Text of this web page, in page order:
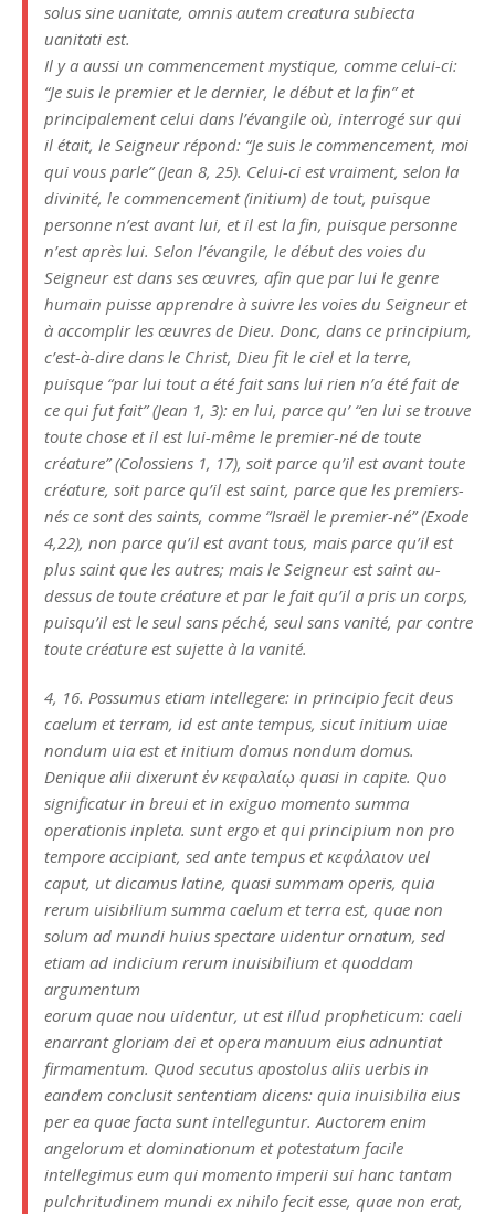
solus sine uanitate, omnis autem creatura subiecta
uanitati est.
Il y a aussi un commencement mystique, comme celui-ci:
“Je suis le premier et le dernier, le début et la fin” et
principalement celui dans l’évangile où, interrogé sur qui
il était, le Seigneur répond: “Je suis le commencement, moi
qui vous parle” (Jean 8, 25). Celui-ci est vraiment, selon la
divinité, le commencement (initium) de tout, puisque
personne n’est avant lui, et il est la fin, puisque personne
n’est après lui. Selon l’évangile, le début des voies du
Seigneur est dans ses œuvres, afin que par lui le genre
humain puisse apprendre à suivre les voies du Seigneur et
à accomplir les œuvres de Dieu. Donc, dans ce principium,
c’est-à-dire dans le Christ, Dieu fit le ciel et la terre,
puisque “par lui tout a été fait sans lui rien n’a été fait de
ce qui fut fait” (Jean 1, 3): en lui, parce qu’ “en lui se trouve
toute chose et il est lui-même le premier-né de toute
créature” (Colossiens 1, 17), soit parce qu’il est avant toute
créature, soit parce qu’il est saint, parce que les premiers-
nés ce sont des saints, comme “Israël le premier-né” (Exode
4,22), non parce qu’il est avant tous, mais parce qu’il est
plus saint que les autres; mais le Seigneur est saint au-
dessus de toute créature et par le fait qu’il a pris un corps,
puisqu’il est le seul sans péché, seul sans vanité, par contre
toute créature est sujette à la vanité.
4, 16. Possumus etiam intellegere: in principio fecit deus
caelum et terram, id est ante tempus, sicut initium uiae
nondum uia est et initium domus nondum domus.
Denique alii dixerunt ἐν κεφαλαίῳ quasi in capite. Quo
significatur in breui et in exiguo momento summa
operationis inpleta. sunt ergo et qui principium non pro
tempore accipiant, sed ante tempus et κεφάλαιον uel
caput, ut dicamus latine, quasi summam operis, quia
rerum uisibilium summa caelum et terra est, quae non
solum ad mundi huius spectare uidentur ornatum, sed
etiam ad indicium rerum inuisibilium et quoddam
argumentum
eorum quae nou uidentur, ut est illud propheticum: caeli
enarrant gloriam dei et opera manuum eius adnuntiat
firmamentum. Quod secutus apostolus aliis uerbis in
eandem conclusit sententiam dicens: quia inuisibilia eius
per ea quae facta sunt intelleguntur. Auctorem enim
angelorum et dominationum et potestatum facile
intellegimus eum qui momento imperii sui hanc tantam
pulchritudinem mundi ex nihilo fecit esse, quae non erat,